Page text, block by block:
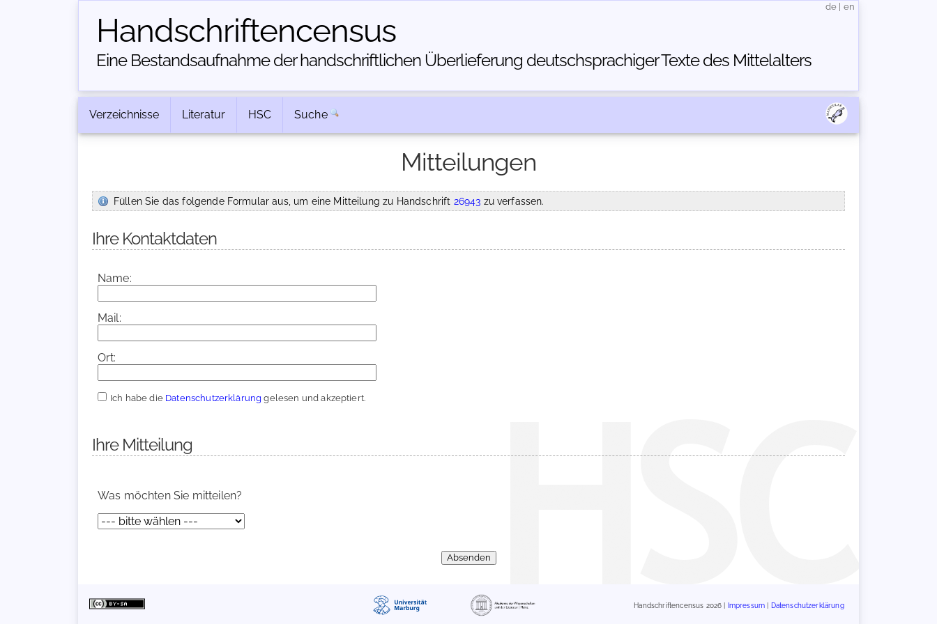
Handschriften­census
Eine Bestandsaufnahme der handschriftlichen Über­lieferung deutschsprachiger Texte des Mittelalters
de en
Verzeichnisse Literatur HSC Suche
Mitteilungen
Füllen Sie das folgende Formular aus, um eine Mitteilung zu Handschrift 26943 zu verfassen.
Ihre Kontaktdaten
Name:
Mail:
Ort:
Ich habe die Datenschutzerklärung gelesen und akzeptiert.
Ihre Mitteilung
Was möchten Sie mitteilen?
Handschriftencensus 2026 | Impressum Datenschutzerklärung